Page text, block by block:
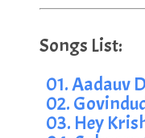
01. Aadauv
02.
03. Hey